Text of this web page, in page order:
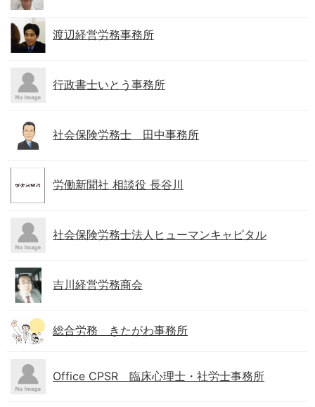
渡辺経営労務事務所
行政書士いとう事務所
社会保険労務士 田中事務所
労働新聞社 相談役 長谷川
社会保険労務士法人ヒューマンキャピタル
吉川経営労務商会
総合労務 きたがわ事務所
Office CPSR 臨床心理士・社労士事務所